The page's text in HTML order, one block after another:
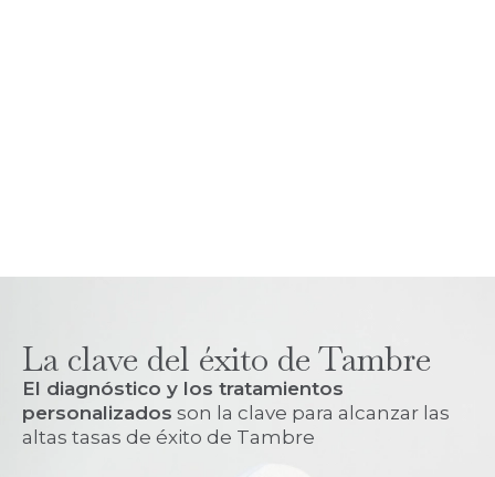
La clave del éxito de Tambre
El diagnóstico y los tratamientos
personalizados son la clave para alcanzar las
altas tasas de éxito de Tambre